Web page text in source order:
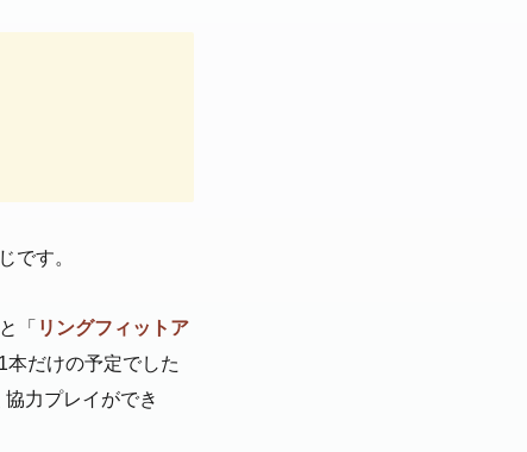
です。
「 リングフィットア
本だけの予定でした
力プレイができ